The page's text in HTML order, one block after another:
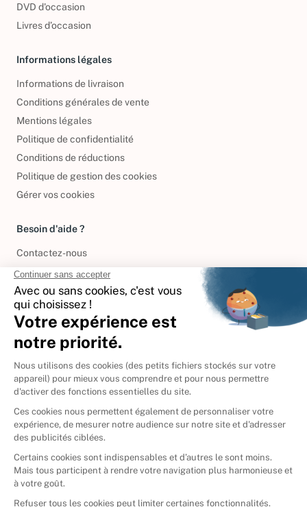
DVD d'occasion
Livres d’occasion
Informations légales
Informations de livraison
Conditions générales de vente
Mentions légales
Politique de confidentialité
Conditions de réductions
Politique de gestion des cookies
Gérer vos cookies
Besoin d'aide ?
Contactez-nous
International
🇪🇸Espagne
🇮🇹Italie
Donner vos livres